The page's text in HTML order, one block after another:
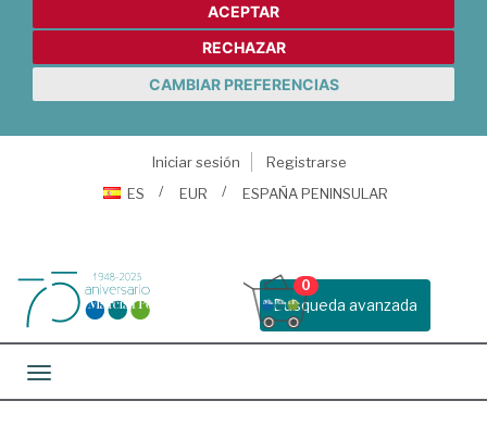
ACEPTAR
RECHAZAR
CAMBIAR PREFERENCIAS
Iniciar sesión
Registrarse
ES
EUR ESPAÑA PENINSULAR
Busqueda avanzada
0
Toggle navigation